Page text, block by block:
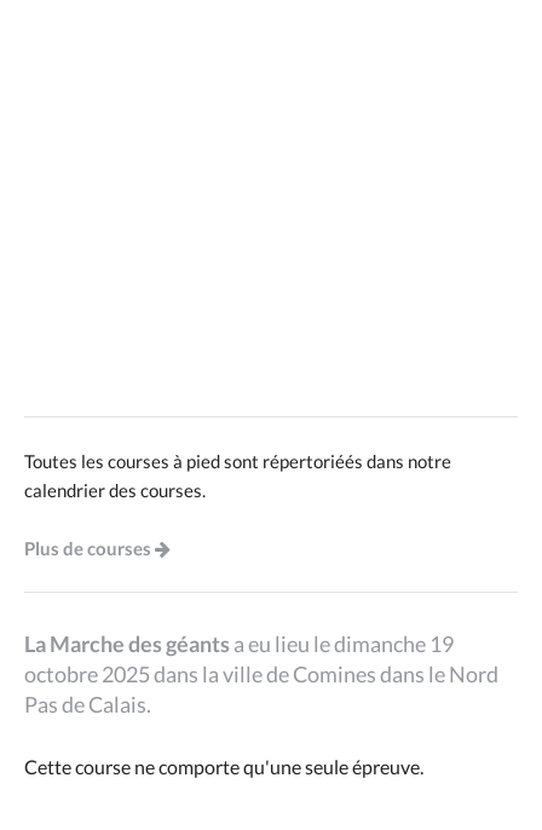
Toutes les courses à pied sont répertoriéés dans notre
calendrier des courses.
Plus de courses
La Marche des géants a eu lieu le dimanche 19
octobre 2025 dans la ville de Comines dans le Nord
Pas de Calais.
Cette course ne comporte qu'une seule épreuve.